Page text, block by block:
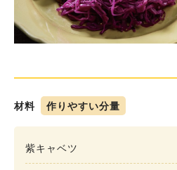
材料 作りやすい分量
紫キャベツ